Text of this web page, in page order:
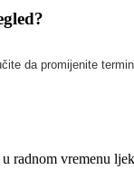
da promijenite
radnom vremenu